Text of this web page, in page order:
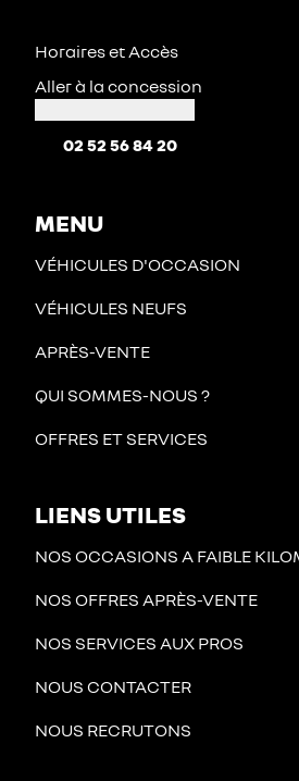
Horaires et Accès
Aller à la concession
02 52 56 84 20
MENU
VÉHICULES D'OCCASION
VÉHICULES NEUFS
APRÈS-VENTE
QUI SOMMES-NOUS ?
OFFRES ET SERVICES
LIENS UTILES
NOS OCCASIONS A FAIBLE
NOS OFFRES APRÈS-VENTE
NOS SERVICES AUX PROS
NOUS CONTACTER
NOUS RECRUTONS